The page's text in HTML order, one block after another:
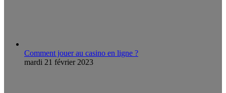
Comment jouer au casino en ligne ?
mardi 21 février 2023